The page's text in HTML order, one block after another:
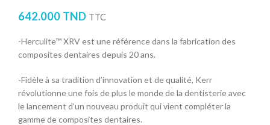
642.000 TND TTC
-Herculite™ XRV est une référence dans la fabrication des
composites dentaires depuis 20 ans.
-Fidèle à sa tradition d’innovation et de qualité, Kerr
révolutionne une fois de plus le monde de la dentisterie avec
le lancement d’un nouveau produit qui vient compléter la
gamme de composites dentaires.